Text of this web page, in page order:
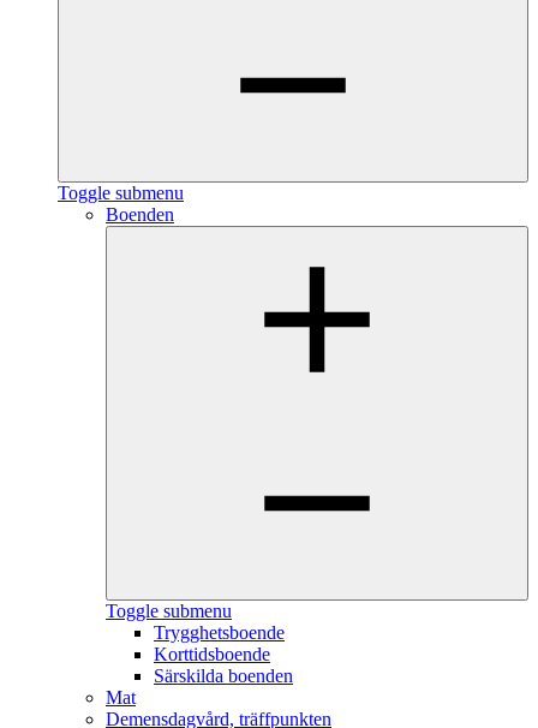
Toggle submenu
Boenden
Toggle submenu
Trygghetsboende
Korttidsboende
Särskilda boenden
Mat
Demensdagvård, träffpunkten